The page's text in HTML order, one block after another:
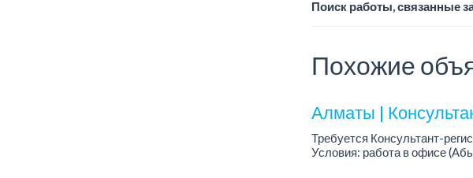
Поиск работы, связанные
Похожие
Алматы |
Требуется Консультант-
Условия: работа в офисе